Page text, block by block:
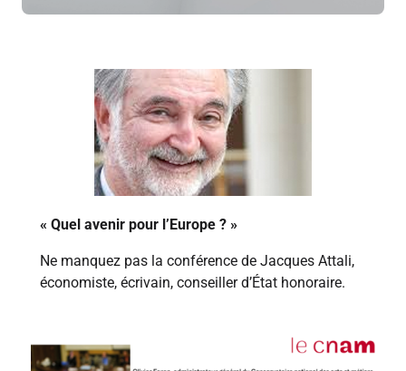
« Quel avenir pour l’Europe ? »
Ne manquez pas la conférence de Jacques Attali,
économiste, écrivain, conseiller d’État honoraire.